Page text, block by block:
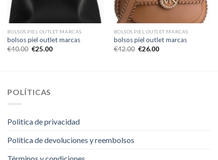
BOLSOS PIEL OUTLET MARCAS
bolsos piel outlet marcas
€40.00 €25.00
BOLSOS PIEL OUTLET MARCAS
bolsos piel outlet marcas
€42.00 €26.00
POLÍTICAS
Politica de privacidad
Política de devoluciones y reembolsos